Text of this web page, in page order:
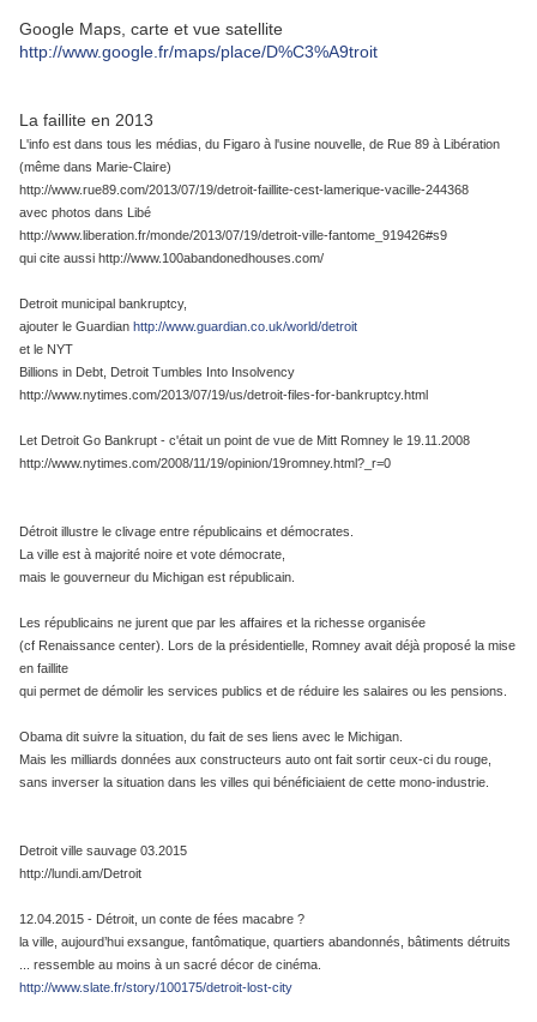
Google Maps, carte et vue satellite
http://www.google.fr/maps/place/D%C3%A9troit
La faillite en 2013
L'info est dans tous les médias, du Figaro à l'usine nouvelle, de Rue 89 à Libération
(même dans Marie-Claire)
http://www.rue89.com/2013/07/19/detroit-faillite-cest-lamerique-vacille-244368
avec photos dans Libé
http://www.liberation.fr/monde/2013/07/19/detroit-ville-fantome_919426#s9
qui cite aussi http://www.100abandonedhouses.com/
Detroit municipal bankruptcy,
ajouter le Guardian http://www.guardian.co.uk/world/detroit
et le NYT
Billions in Debt, Detroit Tumbles Into Insolvency
http://www.nytimes.com/2013/07/19/us/detroit-files-for-bankruptcy.html
Let Detroit Go Bankrupt - c'était un point de vue de Mitt Romney le 19.11.2008
http://www.nytimes.com/2008/11/19/opinion/19romney.html?_r=0
Détroit illustre le clivage entre républicains et démocrates.
La ville est à majorité noire et vote démocrate,
mais le gouverneur du Michigan est républicain.
Les républicains ne jurent que par les affaires et la richesse organisée
(cf Renaissance center). Lors de la présidentielle, Romney avait déjà proposé la mise
en faillite
qui permet de démolir les services publics et de réduire les salaires ou les pensions.
Obama dit suivre la situation, du fait de ses liens avec le Michigan.
Mais les milliards données aux constructeurs auto ont fait sortir ceux-ci du rouge,
sans inverser la situation dans les villes qui bénéficiaient de cette mono-industrie.
Detroit ville sauvage 03.2015
http://lundi.am/Detroit
12.04.2015 - Détroit, un conte de fées macabre ?
la ville, aujourd’hui exsangue, fantômatique, quartiers abandonnés, bâtiments détruits
... ressemble au moins à un sacré décor de cinéma.
http://www.slate.fr/story/100175/detroit-lost-city